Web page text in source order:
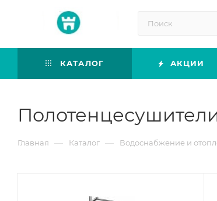
КАТАЛОГ АКЦИИ
Главная — Каталог — Водоснабжение и